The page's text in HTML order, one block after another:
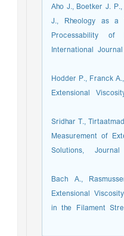
26. Aho J., Boetker
J., Rheology as
Processability of
International
27. Hodder P.,
Extensional
28. Sridhar T.,
Measurement of
Solutions,
29. Bach A.,
Extensional
in the Filament